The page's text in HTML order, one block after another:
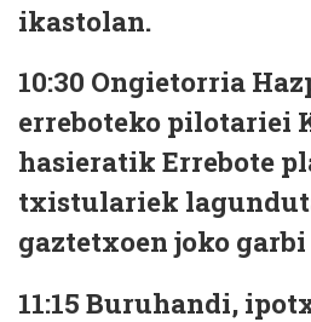
ikastolan.
10:30 Ongietorria
erreboteko pilotariei
hasieratik Errebote
txistulariek
gaztetxoen joko
11:15 Buruhandi,